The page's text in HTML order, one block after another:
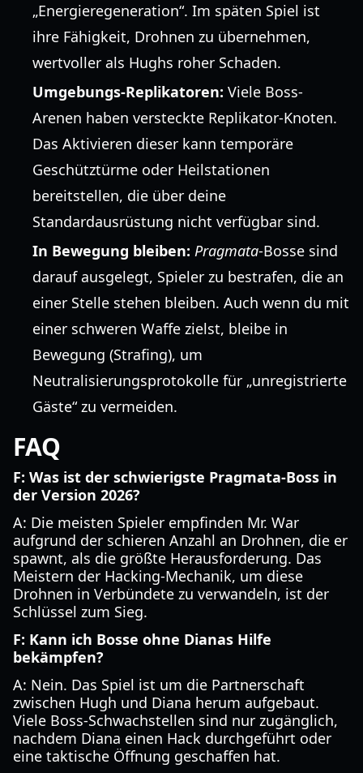
„Energieregeneration“. Im späten Spiel ist
ihre Fähigkeit, Drohnen zu übernehmen,
wertvoller als Hughs roher Schaden.
Umgebungs-Replikatoren: Viele Boss-
Arenen haben versteckte Replikator-Knoten.
Das Aktivieren dieser kann temporäre
Geschütztürme oder Heilstationen
bereitstellen, die über deine
Standardausrüstung nicht verfügbar sind.
In Bewegung bleiben: Pragmata-Bosse sind
darauf ausgelegt, Spieler zu bestrafen, die an
einer Stelle stehen bleiben. Auch wenn du mit
einer schweren Waffe zielst, bleibe in
Bewegung (Strafing), um
Neutralisierungsprotokolle für „unregistrierte
Gäste“ zu vermeiden.
FAQ
F: Was ist der schwierigste Pragmata-Boss in
der Version 2026?
A: Die meisten Spieler empfinden Mr. War
aufgrund der schieren Anzahl an Drohnen, die er
spawnt, als die größte Herausforderung. Das
Meistern der Hacking-Mechanik, um diese
Drohnen in Verbündete zu verwandeln, ist der
Schlüssel zum Sieg.
F: Kann ich Bosse ohne Dianas Hilfe
bekämpfen?
A: Nein. Das Spiel ist um die Partnerschaft
zwischen Hugh und Diana herum aufgebaut.
Viele Boss-Schwachstellen sind nur zugänglich,
nachdem Diana einen Hack durchgeführt oder
eine taktische Öffnung geschaffen hat.